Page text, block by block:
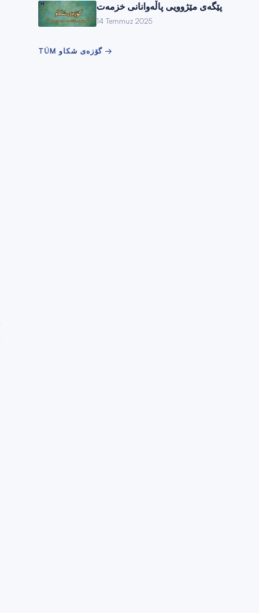
پێگەی مێژوویی پاڵەوانانی خزمەت
14 Temmuz 2025
TÜM گۆزەی شکاو →